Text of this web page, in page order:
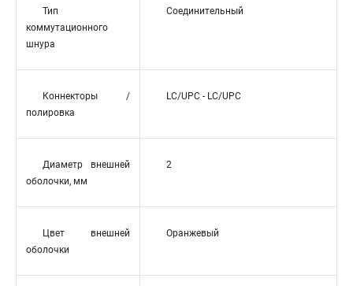
Тип
коммутационного
шнура
Соединительный
Коннекторы /
полировка
LC/UPC - LC/UPC
Диаметр внешней
оболочки, мм
2
Цвет внешней
оболочки
Оранжевый